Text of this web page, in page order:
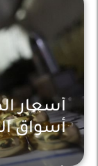
أسواق